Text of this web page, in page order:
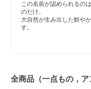
この名前が認められるの
のだけ。
大自然が生み出した鮮や
す。
全商品（一点もの，ア